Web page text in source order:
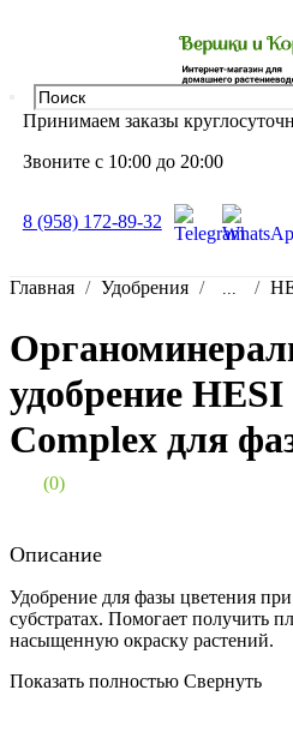
Принимаем заказы
Звоните с 10:00 до 20:00
8 (958) 172-89-32
Главная Удобрения ...
удобрение
Complex для
(0)
Описание
Удобрение для фазы цветения
субстратах. Помогает получить
насыщенную окраску растений.
Показать полностью Свернуть